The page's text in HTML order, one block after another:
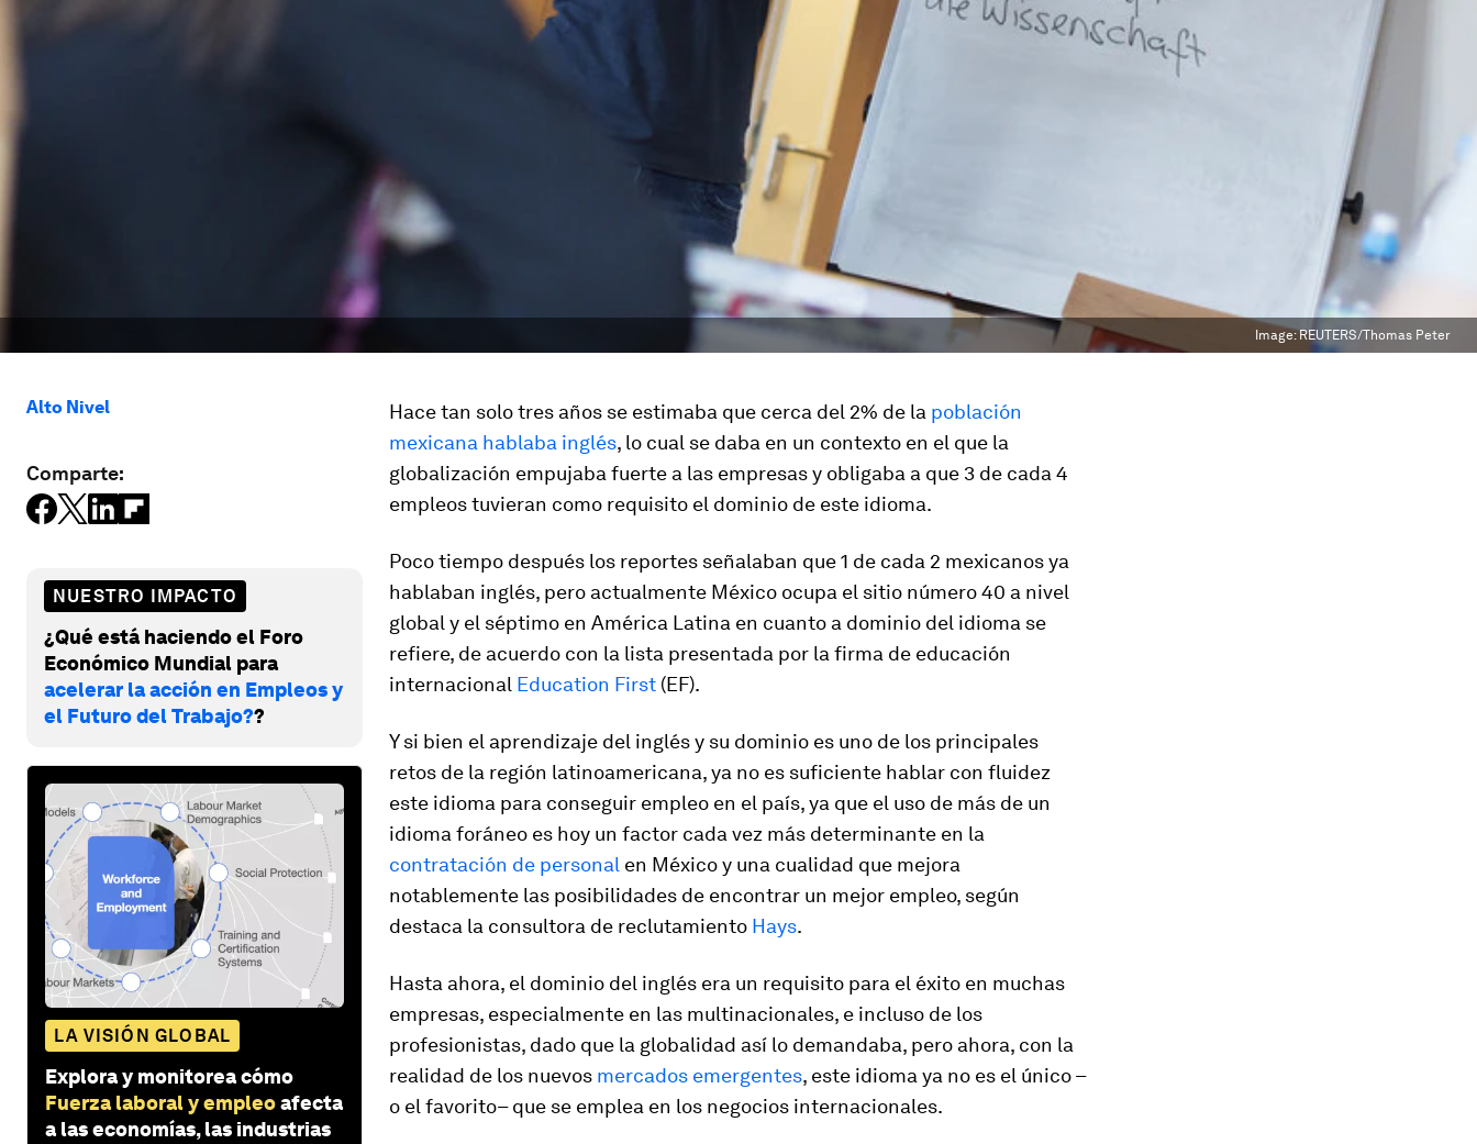
Image:REUTERS/Thomas Peter
Alto Nivel
Comparte:
NUESTRO IMPACTO
¿Qué está haciendo el Foro
Económico Mundial para
acelerar la acción en Empleos y
el Futuro del Trabajo??
LA VISIÓN GLOBAL
Explora y monitorea cómo
Fuerza laboral y empleoafecta
a las economías, las industrias
Hace tan solo tres años se estimaba que cerca del 2% de la población
mexicana hablaba inglés, lo cual se daba en un contexto en el que la
globalización empujaba fuerte a las empresas y obligaba a que 3 de cada 4
empleos tuvieran como requisito el dominio de este idioma.
Poco tiempo después los reportes señalaban que 1 de cada 2 mexicanos ya
hablaban inglés, pero actualmente México ocupa el sitio número 40 a nivel
global y el séptimo en América Latina en cuanto a dominio del idioma se
refiere, de acuerdo con la lista presentada por la firma de educación
internacional Education First (EF).
Y si bien el aprendizaje del inglés y su dominio es uno de los principales
retos de la región latinoamericana, ya no es suficiente hablar con fluidez
este idioma para conseguir empleo en el país, ya que el uso de más de un
idioma foráneo es hoy un factor cada vez más determinante en la
contratación de personal en México y una cualidad que mejora
notablemente las posibilidades de encontrar un mejor empleo, según
destaca la consultora de reclutamiento Hays.
Hasta ahora, el dominio del inglés era un requisito para el éxito en muchas
empresas, especialmente en las multinacionales, e incluso de los
profesionistas, dado que la globalidad así lo demandaba, pero ahora, con la
realidad de los nuevos mercados emergentes, este idioma ya no es el único –
o el favorito– que se emplea en los negocios internacionales.